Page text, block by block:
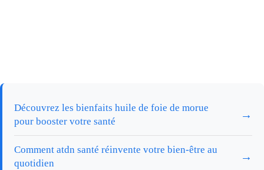
Découvrez les bienfaits huile de foie de morue
pour booster votre santé
→
Comment atdn santé réinvente votre bien-être au
quotidien
→